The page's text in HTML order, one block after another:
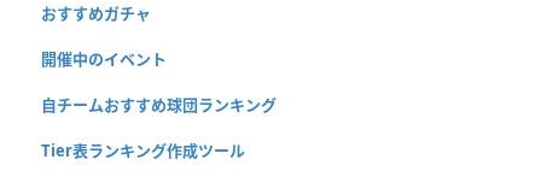
おすすめガチャ
開催中のイベント
自チームおすすめ球団ランキング
Tier表ランキング作成ツール